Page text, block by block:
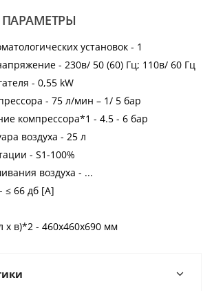
установок - 1
- 230в/ 50 (60) Гц; 110в/ 60 Гц
- 0,55 kW
- 75 л/мин – 1/ 5 бар
компрессора*1 - 4.5 - 6 бар
воздуха - 25 л
- S1-100%
воздуха - ...
≤ 66 дб [A]
х в)*2 - 460x460x690 мм